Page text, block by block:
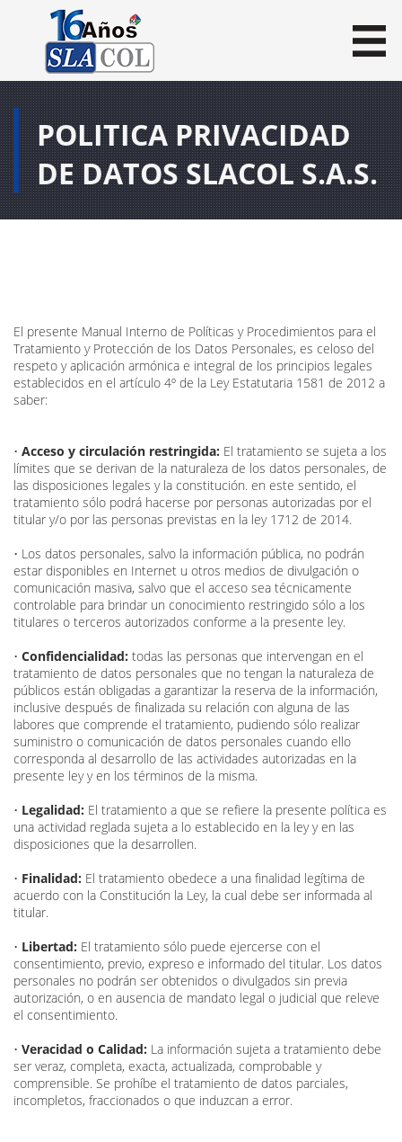
POLITICA PRIVACIDAD
DE DATOS SLACOL S.A.S.
El presente Manual Interno de Políticas y Procedimientos para el
Tratamiento y Protección de los Datos Personales, es celoso del
respeto y aplicación armónica e integral de los principios legales
establecidos en el artículo 4º de la Ley Estatutaria 1581 de 2012 a
saber:
• Acceso y circulación restringida: El tratamiento se sujeta a los
límites que se derivan de la naturaleza de los datos personales, de
las disposiciones legales y la constitución. en este sentido, el
tratamiento sólo podrá hacerse por personas autorizadas por el
titular y/o por las personas previstas en la ley 1712 de 2014.
• Los datos personales, salvo la información pública, no podrán
estar disponibles en Internet u otros medios de divulgación o
comunicación masiva, salvo que el acceso sea técnicamente
controlable para brindar un conocimiento restringido sólo a los
titulares o terceros autorizados conforme a la presente ley.
• Confidencialidad: todas las personas que intervengan en el
tratamiento de datos personales que no tengan la naturaleza de
públicos están obligadas a garantizar la reserva de la información,
inclusive después de finalizada su relación con alguna de las
labores que comprende el tratamiento, pudiendo sólo realizar
suministro o comunicación de datos personales cuando ello
corresponda al desarrollo de las actividades autorizadas en la
presente ley y en los términos de la misma.
• Legalidad: El tratamiento a que se refiere la presente política es
una actividad reglada sujeta a lo establecido en la ley y en las
disposiciones que la desarrollen.
• Finalidad: El tratamiento obedece a una finalidad legítima de
acuerdo con la Constitución la Ley, la cual debe ser informada al
titular.
• Libertad: El tratamiento sólo puede ejercerse con el
consentimiento, previo, expreso e informado del titular. Los datos
personales no podrán ser obtenidos o divulgados sin previa
autorización, o en ausencia de mandato legal o judicial que releve
el consentimiento.
• Veracidad o Calidad: La información sujeta a tratamiento debe
ser veraz, completa, exacta, actualizada, comprobable y
comprensible. Se prohíbe el tratamiento de datos parciales,
incompletos, fraccionados o que induzcan a error.